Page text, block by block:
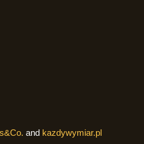
and kazdywymiar.pl